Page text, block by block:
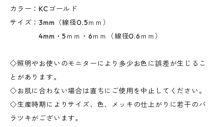
カラー：KCゴールド
サイズ：3mm（線径0.5ｍｍ）
4mm・5ｍｍ・6ｍｍ（線径0.6ｍｍ）
◇照明やお使いのモニターにより多少お色に誤差が生じるこ
とがあります。
◇お肌に合わない場合は直ちにご使用を中止してください。
◇生産時期によりサイズ、色、メッキの仕上がりに若干のバ
ラツキがございます。